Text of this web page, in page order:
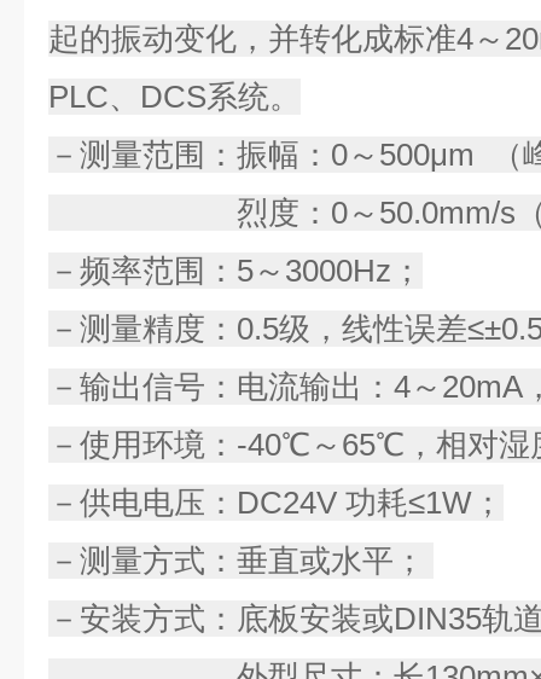
起的振动变化，并转化成标准4～
PLC、DCS系统。
－测量范围：振幅：0～500μm （
烈度：0～50.0mm/s（真
－频率范围：5～3000Hz；
－测量精度：0.5级，线性误差
－输出信号：电流输出：4～
－使用环境：-40℃～65℃，相对湿
－供电电压：DC24V 功耗≤1W；
－测量方式：垂直或水平；
－安装方式：底板安装或DIN35轨